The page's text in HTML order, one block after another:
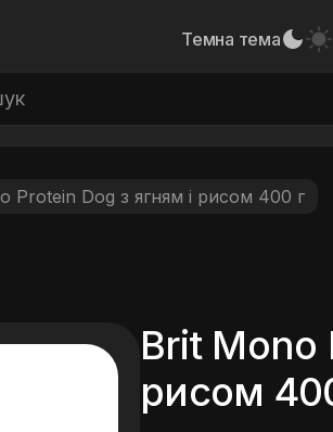
Темна тема
Protein Dog з ягням і рисом 400 г
Brit Mono
рисом